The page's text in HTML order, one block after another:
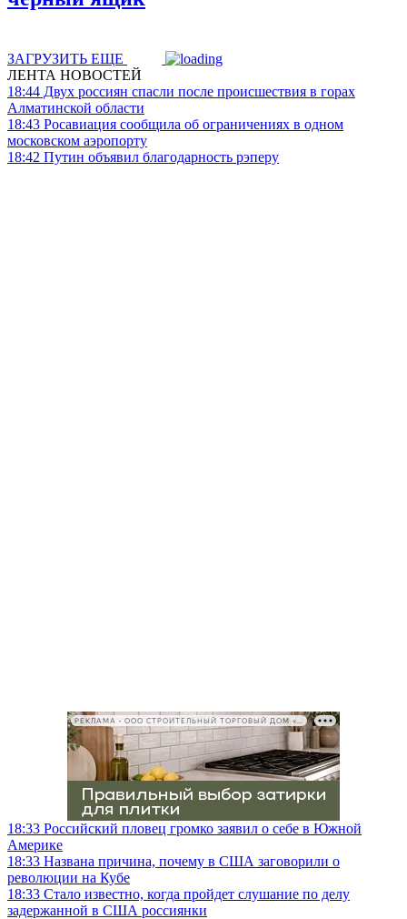
ЗАГРУЗИТЬ ЕЩЕ
ЛЕНТА НОВОСТЕЙ
18:44 Двух россиян спасли после происшествия в горах
Алматинской области
18:43 Росавиация сообщила об ограничениях в одном
московском аэропорту
18:42 Путин объявил благодарность рэперу
18:33 Российский пловец громко заявил о себе в Южной
Америке
18:33 Названа причина, почему в США заговорили о
революции на Кубе
18:33 Стало известно, когда пройдет слушание по делу
задержанной в США россиянки